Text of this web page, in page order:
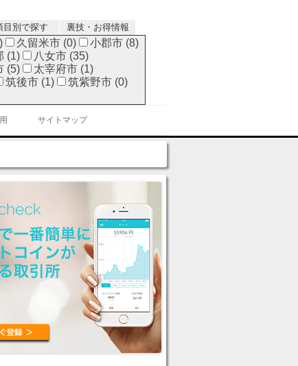
目別で探す 裏技・お得情報
久留米市 (0)
小郡市 (8)
(1)
八女市 (35)
(5)
太宰府市 (1)
筑後市 (1)
筑紫野市 (0)
サイトマップ